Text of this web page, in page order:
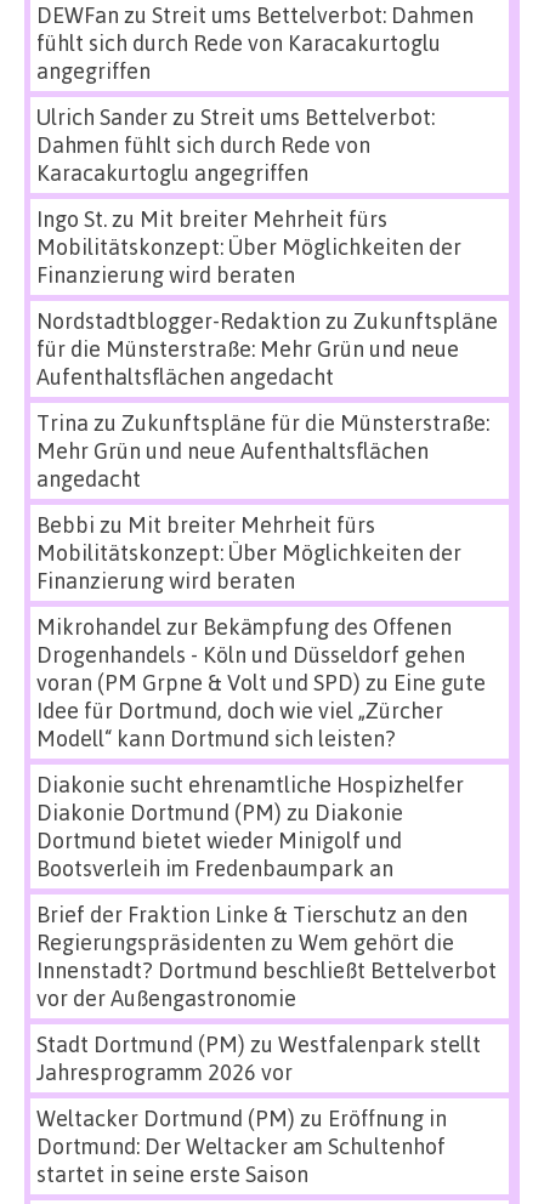
DEWFan zu Streit ums Bettelverbot: Dahmen
fühlt sich durch Rede von Karacakurtoglu
angegriffen
Ulrich Sanderzu Streit ums Bettelverbot:
Dahmen fühlt sich durch Rede von
Karacakurtoglu angegriffen
Ingo St.zu Mit breiter Mehrheit fürs
Mobilitätskonzept: Über Möglichkeiten der
Finanzierung wird beraten
Nordstadtblogger-Redaktion zu Zukunftspläne
für die Münsterstraße: Mehr Grün und neue
Aufenthaltsflächen angedacht
Trina zu Zukunftspläne für die Münsterstraße:
Mehr Grün und neue Aufenthaltsflächen
angedacht
Bebbi zu Mit breiter Mehrheit fürs
Mobilitätskonzept: Über Möglichkeiten der
Finanzierung wird beraten
Mikrohandel zur Bekämpfung des Offenen
Drogenhandels - Köln und Düsseldorf gehen
voran (PM Grpne & Volt und SPD) zu Eine gute
Idee für Dortmund, doch wie viel „Zürcher
Modell“ kann Dortmund sich leisten?
Diakonie sucht ehrenamtliche Hospizhelfer
Diakonie Dortmund (PM) zu Diakonie
Dortmund bietet wieder Minigolf und
Bootsverleih im Fredenbaumpark an
Brief der Fraktion Linke & Tierschutz an den
Regierungspräsidenten zu Wem gehört die
Innenstadt? Dortmund beschließt Bettelverbot
vor der Außengastronomie
Stadt Dortmund (PM) zu Westfalenpark stellt
Jahresprogramm 2026 vor
Weltacker Dortmund (PM) zu Eröffnung in
Dortmund: Der Weltacker am Schultenhof
startet in seine erste Saison